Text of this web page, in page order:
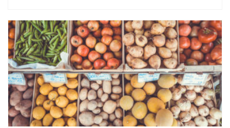
utilizzati per la preparazione di numerosi piatti, ma …